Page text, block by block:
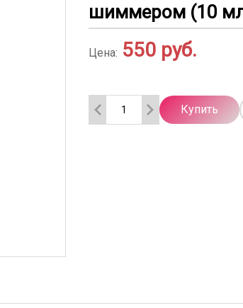
шиммером (10
Цена: 550 руб.
Купить